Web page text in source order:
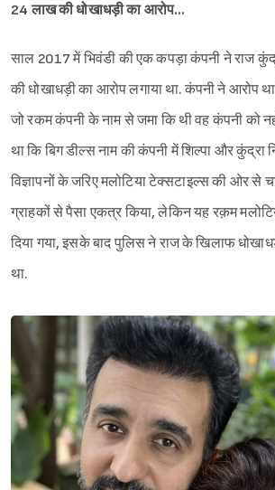
24 लाख की धोखाधड़ी का आरोप…
साल 2017 में भिवंडी की एक कपड़ा कंपनी ने राज
की धोखाधड़ी का आरोप लगाया था. कंपनी ने आरोप
जो रकम कंपनी के नाम से जमा कि थी वह कंपनी को
था कि बिग डील्स नाम की कंपनी में शिल्पा और कुंद्रा
विज्ञापनों के जरिए मलोटिया टेक्सटाइल्स की ओर से
ग्राहकों से पैसा एकत्र किया, लेकिन यह रक़म
दिया गया, इसके बाद पुलिस ने राज के खिलाफ
था.